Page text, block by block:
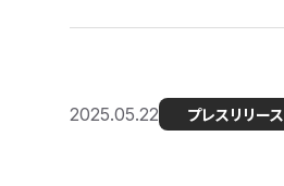
2025.05.22 プレスリリース